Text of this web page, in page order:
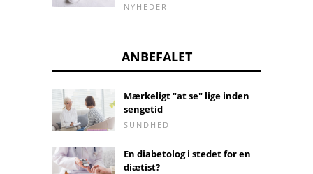
NYHEDER
ANBEFALET
Mærkeligt "at se" lige inden
sengetid
SUNDHED
En diabetolog i stedet for en
diætist?